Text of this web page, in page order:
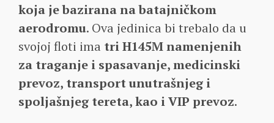
koja je bazirana na batajničkom
aerodromu. Ova jedinica bi trebalo da u
svojoj floti ima tri H145M namenjenih
za traganje i spasavanje, medicinski
prevoz, transport unutrašnjeg i
spoljašnjeg tereta, kao i VIP prevoz.